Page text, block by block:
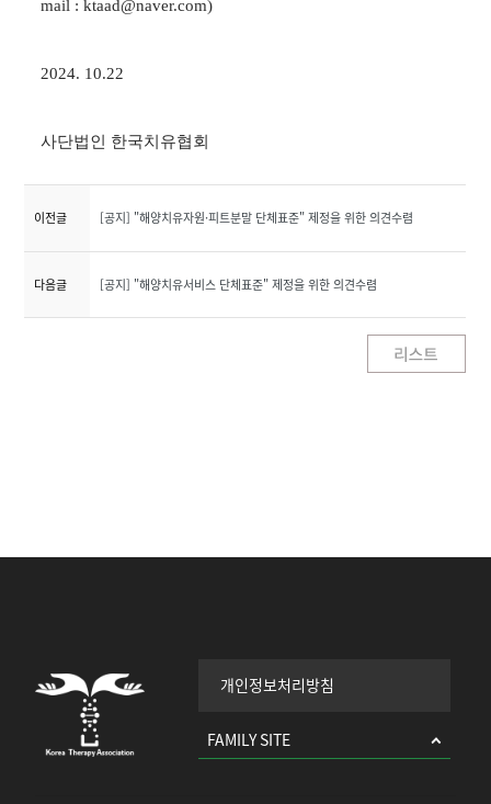
mail : ktaad@naver.com)
2024. 10.22
사단법인 한국치유협회
이전글 [공지] "해양치유자원·피트분말 단체표준" 제정을 위한 의견수렴
다음글 [공지] "해양치유서비스 단체표준" 제정을 위한 의견수렴
개인정보처리방침
FAMILY SITE